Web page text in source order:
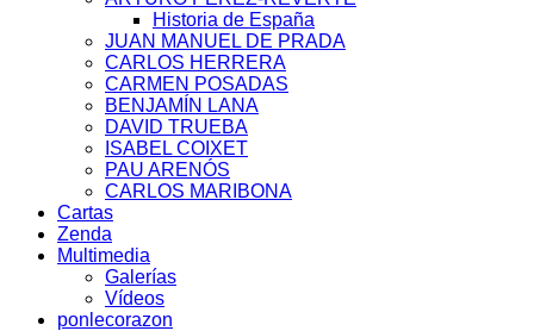
Historia de España
JUAN MANUEL DE PRADA
CARLOS HERRERA
CARMEN POSADAS
BENJAMÍN LANA
DAVID TRUEBA
ISABEL COIXET
PAU ARENÓS
CARLOS MARIBONA
Cartas
Zenda
Multimedia
Galerías
Vídeos
ponlecorazon